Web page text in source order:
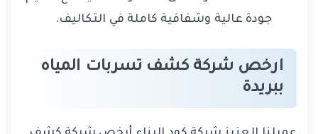
جودة عالية وشفافية كاملة في التكاليف.
ارخص شركة كشف تسربات المياه
ببريدة